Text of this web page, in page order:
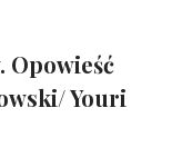
Opowieść
Youri